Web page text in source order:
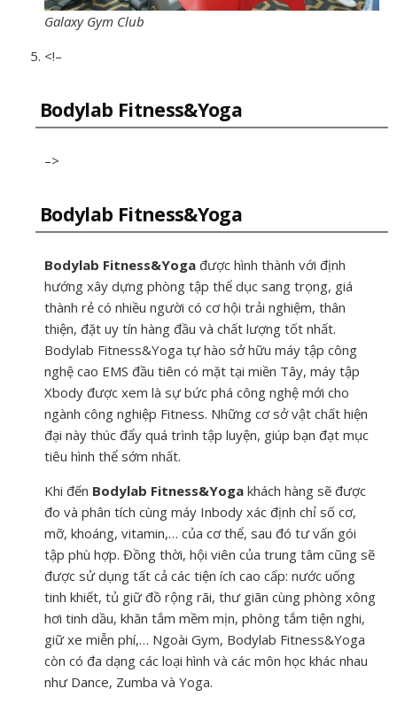
Galaxy Gym Club
<!–
Bodylab Fitness&Yoga
–>
Bodylab Fitness&Yoga
Bodylab Fitness&Yoga được hình thành với định
hướng xây dựng phòng tập thể dục sang trọng, giá
thành rẻ có nhiều người có cơ hội trải nghiệm, thân
thiện, đặt uy tín hàng đầu và chất lượng tốt nhất.
Bodylab Fitness&Yoga tự hào sở hữu máy tập công
nghệ cao EMS đầu tiên có mặt tại miền Tây, máy tập
Xbody được xem là sự bức phá công nghệ mới cho
ngành công nghiệp Fitness. Những cơ sở vật chất hiện
đại này thúc đẩy quá trình tập luyện, giúp bạn đạt mục
tiêu hình thể sớm nhất.
Khi đến Bodylab Fitness&Yoga khách hàng sẽ được
đo và phân tích cùng máy Inbody xác định chỉ số cơ,
mỡ, khoáng, vitamin,… của cơ thể, sau đó tư vấn gói
tập phù hợp. Đồng thời, hội viên của trung tâm cũng sẽ
được sử dụng tất cả các tiện ích cao cấp: nước uống
tinh khiết, tủ giữ đồ rộng rãi, thư giãn cùng phòng xông
hơi tinh dầu, khăn tắm mềm mịn, phòng tắm tiện nghi,
giữ xe miễn phí,… Ngoài Gym, Bodylab Fitness&Yoga
còn có đa dạng các loại hình và các môn học khác nhau
như Dance, Zumba và Yoga.